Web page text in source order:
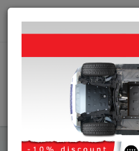
Kryt pod motor Ford